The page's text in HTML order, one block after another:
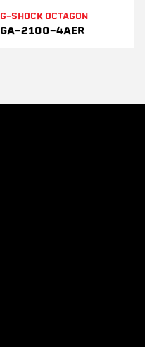
G-SHOCK OCTAGON
GA-2100-4AER